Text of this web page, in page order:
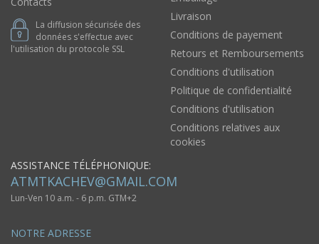
La diffusion sécurisée des
données s'effectue avec
l'utilisation du protocole SSL
Livraison
Conditions de payement
Retours et Remboursements
Conditions d'utilisation
Politique de confidentialité
Conditions d'utilisation
Conditions relatives aux
cookies
ASSISTANCE TÉLÉPHONIQUE:
ATMTKACHEV@GMAIL.COM
Lun-Ven 10 a.m. - 6 p.m. GTM+2
NOTRE ADRESSE